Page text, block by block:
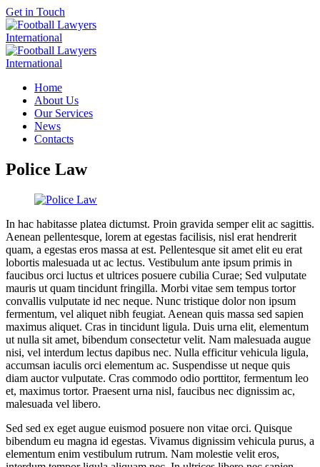
Get in Touch
Home
About Us
Our Services
News
Contacts
Police Law
In hac habitasse platea dictumst. Proin gravida semper elit ac sagittis.
Aenean pellentesque, lorem at egestas facilisis, nisl erat hendrerit
quam, a egestas eros massa at est. Pellentesque sit amet elit eu erat
lobortis malesuada ut ac lectus. Vestibulum ante ipsum primis in
faucibus orci luctus et ultrices posuere cubilia Curae; Sed vulputate
mauris ut quam tincidunt fringilla. Morbi vitae sem tempus tortor
convallis vulputate id nec neque. Nunc tristique dolor non ipsum
fermentum, vel aliquet nibh feugiat. Aenean quis massa sed sapien
maximus aliquet. Cras in tincidunt ligula. Duis urna elit, elementum
ut nulla sit amet, bibendum consectetur velit. Nam malesuada augue
nisi, vel interdum lectus dapibus nec. Nulla efficitur vehicula ligula,
accumsan iaculis orci elementum ac. Suspendisse ut neque quis
diam auctor vulputate. Cras commodo odio porttitor, fermentum leo
et, maximus tortor. Praesent urna nisl, faucibus nec dignissim ac,
malesuada vel libero.
Sed sed ex eget augue euismod posuere non vitae orci. Quisque
bibendum eu magna id egestas. Vivamus dignissim vehicula purus, a
elementum enim vestibulum rutrum. Nam molestie velit eros,